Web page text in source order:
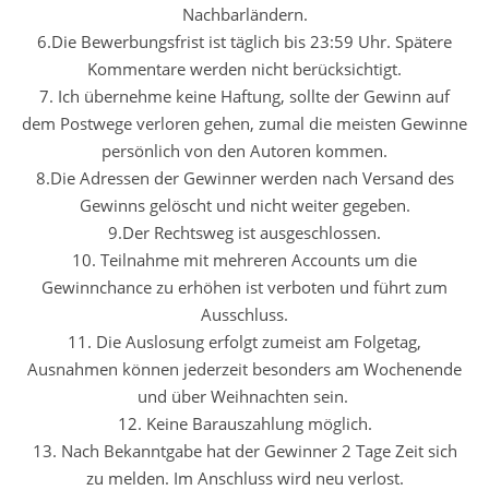
Nachbarländern.
6.Die Bewerbungsfrist ist täglich bis 23:59 Uhr. Spätere
Kommentare werden nicht berücksichtigt.
7. Ich übernehme keine Haftung, sollte der Gewinn auf
dem Postwege verloren gehen, zumal die meisten Gewinne
persönlich von den Autoren kommen.
8.Die Adressen der Gewinner werden nach Versand des
Gewinns gelöscht und nicht weiter gegeben.
9.Der Rechtsweg ist ausgeschlossen.
10. Teilnahme mit mehreren Accounts um die
Gewinnchance zu erhöhen ist verboten und führt zum
Ausschluss.
11. Die Auslosung erfolgt zumeist am Folgetag,
Ausnahmen können jederzeit besonders am Wochenende
und über Weihnachten sein.
12. Keine Barauszahlung möglich.
13. Nach Bekanntgabe hat der Gewinner 2 Tage Zeit sich
zu melden. Im Anschluss wird neu verlost.